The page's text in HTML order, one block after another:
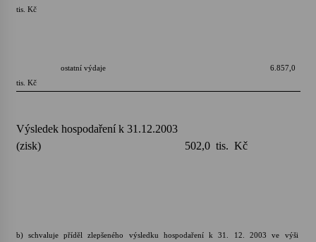
tis. Kč
ostatní výdaje 6.857,0
tis. Kč
Výsledek hospodaření k 31.12.2003
(zisk) 502,0 tis. Kč
b) schvaluje příděl zlepšeného výsledku hospodaření k 31. 12. 2003 ve výši